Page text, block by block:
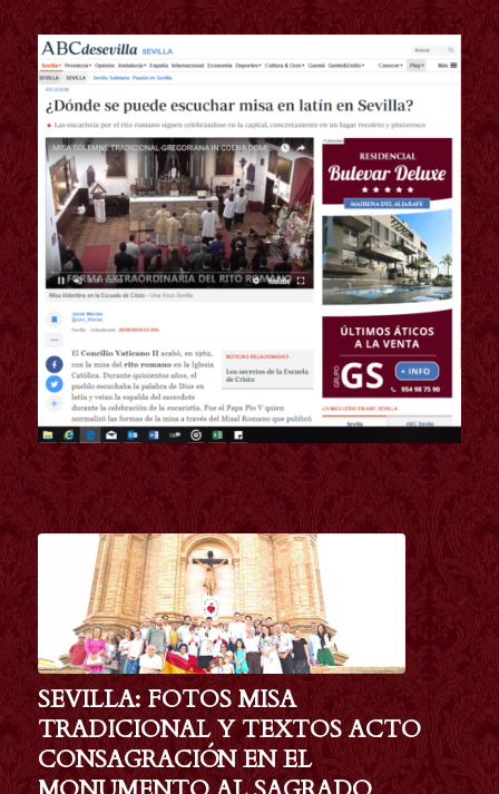
SEVILLA: FOTOS MISA
TRADICIONAL Y TEXTOS ACTO
CONSAGRACIÓN EN EL